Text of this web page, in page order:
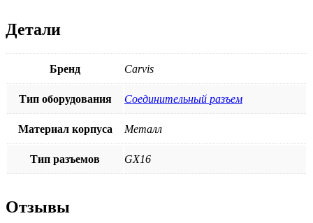
Детали
Бренд Carvis
Тип оборудования Соединительный разъем
Материал корпуса Металл
Тип разъемов GX16
Отзывы